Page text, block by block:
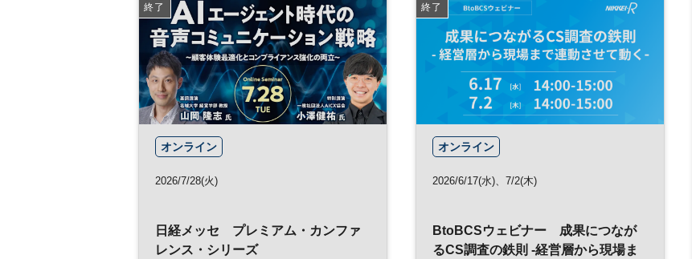
終了
オンライン
2026/7/28(火)
日経メッセ プレミアム・カンファ
レンス・シリーズ
終了
オンライン
2026/6/17(水)、7/2(木)
BtoBCSウェビナー 成果につなが
るCS調査の鉄則 -経営層から現場ま